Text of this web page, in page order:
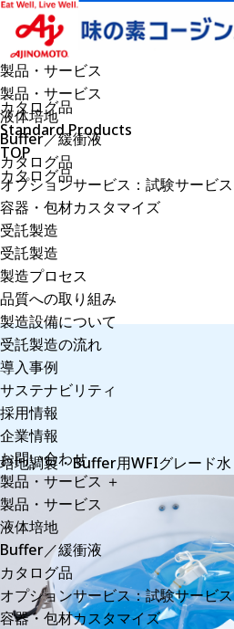
製品・サービス
製品・サービス
液体培地
Buffer／緩衝液
カタログ品
オプションサービス：試験サービス
容器・包材カスタマイズ
受託製造
受託製造
製造プロセス
品質への取り組み
製造設備について
受託製造の流れ
導入事例
サステナビリティ
採用情報
企業情報
お問い合わせ
製品・サービス＋
製品・サービス
液体培地
Buffer／緩衝液
カタログ品
オプションサービス：試験サービス
容器・包材カスタマイズ
カタログ品
Standard Products
TOP
カタログ品
培地調製・Buffer用WFIグレード水